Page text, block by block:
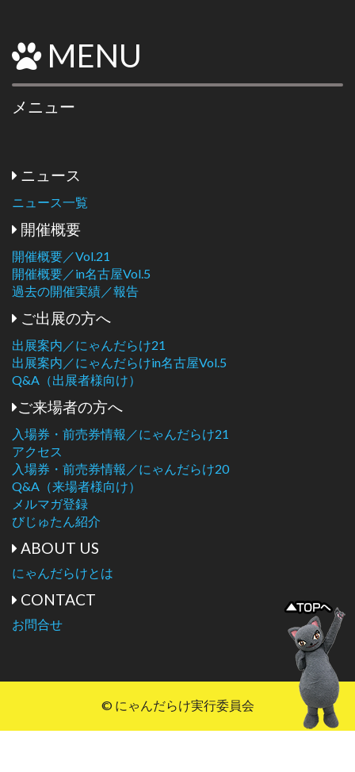
MENU
メニュー
ニュース
ニュース一覧
開催概要
開催概要／Vol.21
開催概要／in名古屋Vol.5
過去の開催実績／報告
ご出展の方へ
出展案内／にゃんだらけ21
出展案内／にゃんだらけin名古屋Vol.5
Q&A（出展者様向け）
ご来場者の方へ
入場券・前売券情報／にゃんだらけ21
アクセス
入場券・前売券情報／にゃんだらけ20
Q&A（来場者様向け）
メルマガ登録
びじゅたん紹介
ABOUT US
にゃんだらけとは
CONTACT
お問合せ
© にゃんだらけ実行委員会